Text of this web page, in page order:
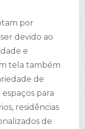
por
devido ao
e
tela também
de
para
residências
de